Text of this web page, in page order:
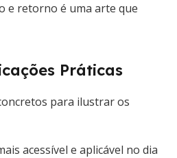
e retorno é uma arte que
Práticas
para ilustrar os
acessível e aplicável no dia